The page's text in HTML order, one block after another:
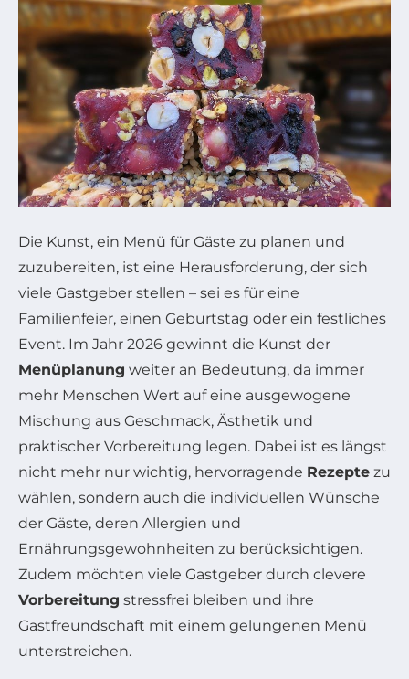
Die Kunst, ein Menü für Gäste zu planen und
zuzubereiten, ist eine Herausforderung, der sich
viele Gastgeber stellen – sei es für eine
Familienfeier, einen Geburtstag oder ein festliches
Event. Im Jahr 2026 gewinnt die Kunst der
Menüplanung weiter an Bedeutung, da immer
mehr Menschen Wert auf eine ausgewogene
Mischung aus Geschmack, Ästhetik und
praktischer Vorbereitung legen. Dabei ist es längst
nicht mehr nur wichtig, hervorragende Rezepte zu
wählen, sondern auch die individuellen Wünsche
der Gäste, deren Allergien und
Ernährungsgewohnheiten zu berücksichtigen.
Zudem möchten viele Gastgeber durch clevere
Vorbereitung stressfrei bleiben und ihre
Gastfreundschaft mit einem gelungenen Menü
unterstreichen.